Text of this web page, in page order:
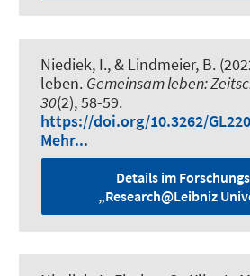
Niediek, I., & Lindmeier, B.
leben. Gemeinsam leben:
30(2), 58-59.
https://doi.org/10.3262/
Mehr...
Details im
„Research@Leibniz